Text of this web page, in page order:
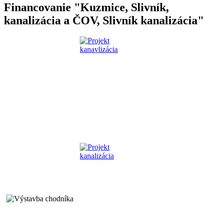
Financovanie "Kuzmice, Slivník,
kanalizácia a ČOV, Slivník kanalizácia"